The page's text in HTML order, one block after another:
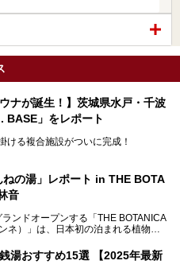
ナが誕生！】茨城県水戸・千波
」をレポート
ける複合施設がついに完成！
に2026年4月23日（木）待望のオー
ンに先駆けプレス向けに行われた体験
た！
ねの湯」レポート in THE BOTA
音
ンドオープンする「THE BOTANICA
ネ）」は、日本初の泊まれる植物
の中でも注目されているのが「おふろ
覧会に参加して、ひと足お先に体験
湯おすすめ15選 【2025年最新